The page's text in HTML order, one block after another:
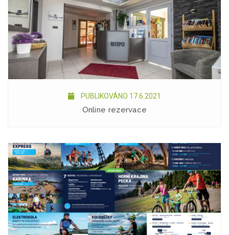
PUBLIKOVÁNO 17.6.2021
Online rezervace